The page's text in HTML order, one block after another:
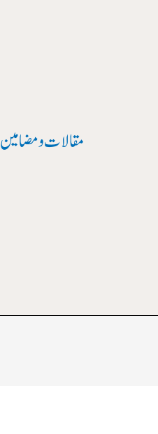
مقالات و مضامین